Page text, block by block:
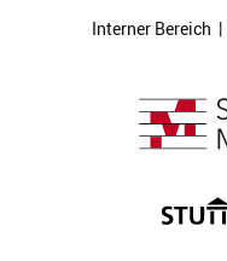
Interner Bereich |